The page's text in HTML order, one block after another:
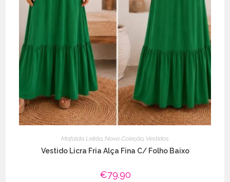
Mafalda Leitão, Nova Coleção, Vestidos
Vestido Licra Fria Alça Fina C/ Folho Baixo
€79.90